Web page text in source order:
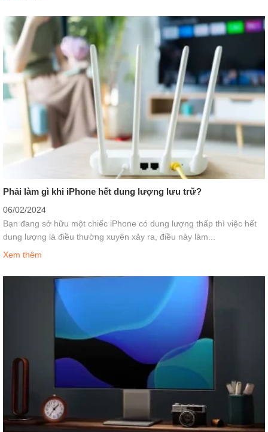
Phải làm gì khi iPhone hết dung lượng lưu trữ?
06/02/2024
Bạn đang sở hữu một chiếc iPhone có dung lượng thấp thì việc hết
dung lượng là điều thường xuyên xảy ra, điều này làm...
Xem thêm